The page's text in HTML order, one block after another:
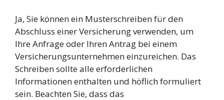
Ja, Sie können ein Musterschreiben für den
Abschluss einer Versicherung verwenden, um
Ihre Anfrage oder Ihren Antrag bei einem
Versicherungsunternehmen einzureichen. Das
Schreiben sollte alle erforderlichen
Informationen enthalten und höflich formuliert
sein. Beachten Sie, dass das